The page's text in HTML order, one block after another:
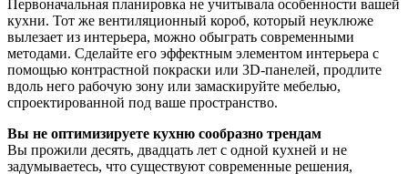
Первоначальная планировка не учитывала особенности вашей
кухни. Тот же вентиляционный короб, который неуклюже
вылезает из интерьера, можно обыграть современными
методами. Сделайте его эффектным элементом интерьера с
помощью контрастной покраски или 3D-панелей, продлите
вдоль него рабочую зону или замаскируйте мебелью,
спроектированной под ваше пространство.
Вы не оптимизируете кухню сообразно трендам
Вы прожили десять, двадцать лет с одной кухней и не
задумываетесь, что существуют современные решения,